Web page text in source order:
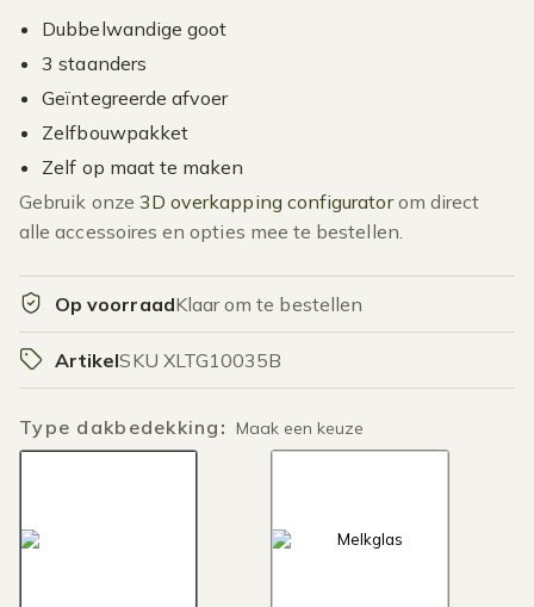
Dubbelwandige goot
3 staanders
Geïntegreerde afvoer
Zelfbouwpakket
Zelf op maat te maken
Gebruik onze 3D overkapping configuratorom direct
alle accessoires en opties mee te bestellen.
Op voorraadKlaar om te bestellen
ArtikelSKU XLTG10035B
Type dakbedekking : Maak een keuze